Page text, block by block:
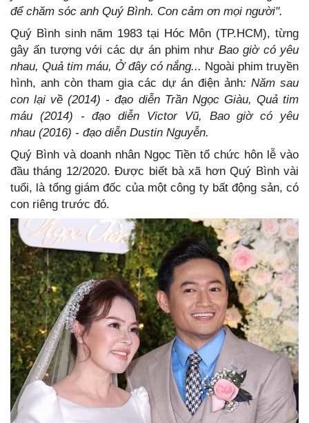
để chăm sóc anh Quý Bình. Con cảm ơn mọi người".
Quý Bình sinh năm 1983 tại Hóc Môn (TP.HCM), từng
gây ấn tượng với các dự án phim như Bao giờ có yêu
nhau, Quả tim máu, Ở đây có nắng... Ngoài phim truyền
hình, anh còn tham gia các dự án điện ảnh: Năm sau
con lại về (2014) - đạo diễn Trần Ngọc Giàu, Quả tim
máu (2014) - đạo diễn Victor Vũ, Bao giờ có yêu
nhau (2016) - đạo diễn Dustin Nguyễn.
Quý Bình và doanh nhân Ngọc Tiền tổ chức hôn lễ vào
đầu tháng 12/2020. Được biết bà xã hơn Quý Bình vài
tuổi, là tổng giám đốc của một công ty bất động sản, có
con riêng trước đó.